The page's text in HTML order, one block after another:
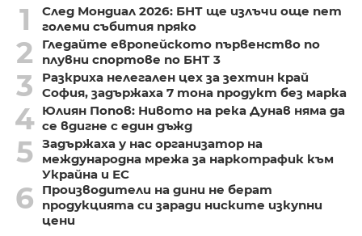
1
След Мондиал 2026: БНТ ще излъчи още пет
големи събития пряко
2
Гледайте европейското първенство по
плувни спортове по БНТ 3
3
Разкриха нелегален цех за зехтин край
София, задържаха 7 тона продукт без марка
4 Юлиян Попов: Нивото на река Дунав няма да
се вдигне с един дъжд
5 Задържаха у нас организатор на
международна мрежа за наркотрафик към
Украйна и ЕС
6
Производители на дини не берат
продукцията си заради ниските изкупни
цени